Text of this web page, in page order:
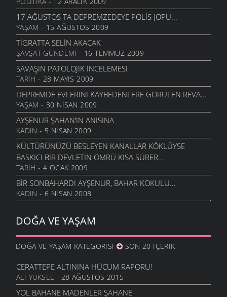
17 AĞUSTOS TA DEPREMZEDEYE POLIS JOPU...
YAŞAM - 15 AĞUSTOS 2009
TIGRATTA SELIN AKACAK
ŞAVŞAT GÜNDEMI - 16 TEMMUZ 2009
SAVAŞIN PATOLOJIK İNCELEMESI
TARIH - 28 MAYIS 2009
DEPREMDE EVLERINI KAYBEDENLERE GÖRÜLEN REVA...
YAŞAM - 30 NISAN 2009
AYŞENUR ŞAHAN’IN ANISINA
KADIN - 5 NISAN 2009
KÜLTÜRÜNÜZÜ BESLEYEN KANALLAR KÖKLÜYSE
BASKICI BIR DEVLETIN ÖMRÜ KISA SÜRER...
TARIH - 4 OCAK 2009
BIR SONBAHARDI AYŞENUR, BAHAR KOKULU...
KADIN - 6 NISAN 2008
KADIN- 24 KASIM 2007
ŞAVŞAT TARIHI VE ETNISITESI
TARIH- 23 TEMMUZ 2007
TARIH- 3 TEMMUZ 2007
DIYANET NE YAPMAYA ÇALIŞIYOR?
DOĞA VE YAŞAM
DOĞA VE YAŞAM KATEGORISI SON 20 İÇERIK
CERATTEPE ALTININA HÜCUM RAPORU!
ALI YÜKSEL - 28 AĞUSTOS 2015
YOL BAHANE MADENLER ŞAHANE